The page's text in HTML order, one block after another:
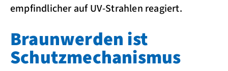
empfindlicher auf UV-Strahlen reagiert.
Braunwerden ist
Schutzmechanismus